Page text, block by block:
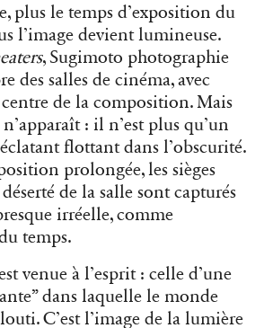
plus le temps d’exposition du
l’image devient lumineuse.
, Sugimoto photographie
des salles de cinéma, avec
centre de la composition. Mais
: il n’est plus qu’un
flottant dans l’obscurité.
prolongée, les sièges
déserté de la salle sont capturés
irréelle, comme
temps.
venue à l’esprit : celle d’une
dans laquelle le monde
C’est l’image de la lumière